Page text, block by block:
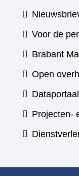
Voor de
Brabant
Open
Projecten-